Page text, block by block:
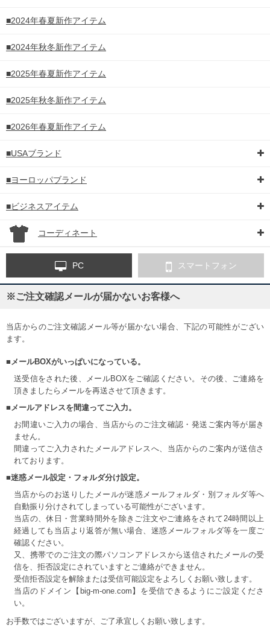
■2024年春夏新作アイテム
■2024年秋冬新作アイテム
■2025年春夏新作アイテム
■2025年秋冬新作アイテム
■2026年春夏新作アイテム
■USAブランド
■ヨーロッパブランド
■ビジネスアイテム
コーディネート
PC スマートフォン
※ご注文確認メールが届かないお客様へ
当店からのご注文確認メール等が届かない場合、下記の可能性がござい
ます。
■メールBOXがいっぱいになっている。
送受信をされた後、メールBOXをご確認ください。その後、ご連絡を
頂きましたらメールを再送させて頂きます。
■メールアドレスを間違ってご入力。
お間違いご入力の場合、当店からのご注文確認・発送ご案内等が届き
ません。
間違ってご入力されたメールアドレスへ、当店からのご案内が送信さ
れております。
■迷惑メール設定・フォルダ分け設定。
当店からのお送りしたメールが迷惑メールフォルダ・別フォルダ等へ
自動振り分けされてしまっている可能性がございます。
当店の、休日・営業時間外を除きご注文やご連絡をされて24時間以上
経過しても当店より返答が無い場合、迷惑メールフォルダ等を一度ご
確認ください。
又、携帯でのご注文の際パソコンアドレスから送信されたメールの受
信を、拒否設定にされていますとご連絡ができません。
受信拒否設定を解除または受信可能設定をよろしくお願い致します。
当店のドメイン【big-m-one.com】を受信できるようにご設定くださ
い。
お手数ではございますが、ご了承宜しくお願い致します。